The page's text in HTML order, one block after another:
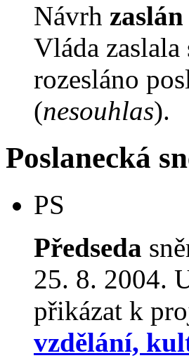
Návrh zaslán
Vláda
rozesláno
(nesouhlas).
Poslanecká
PS
Předseda
25. 8. 2004.
přikázat k
vzdělání,